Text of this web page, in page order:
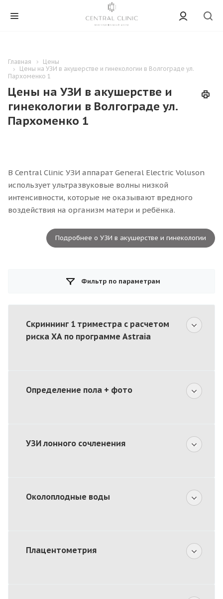
Главная
Цены
Цены на УЗИ в акушерстве и гинекологии в Волгограде ул.
Пархоменко 1
Цены на УЗИ в акушерстве и
гинекологии в Волгограде ул.
Пархоменко 1
В Central Clinic УЗИ аппарат General Electric Voluson
использует ультразвуковые волны низкой
интенсивности, которые не оказывают вредного
воздействия на организм матери и ребёнка.
Подробнее о УЗИ в акушерстве и гинекологии
Фильтр по параметрам
Скриннинг 1 триместра с расчетом
риска ХА по программе Astraia
Определение пола + фото
УЗИ лонного сочленения
Околоплодные воды
Плацентометрия